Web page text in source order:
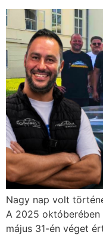
Nagy nap volt
A 2025
május 31-én véget